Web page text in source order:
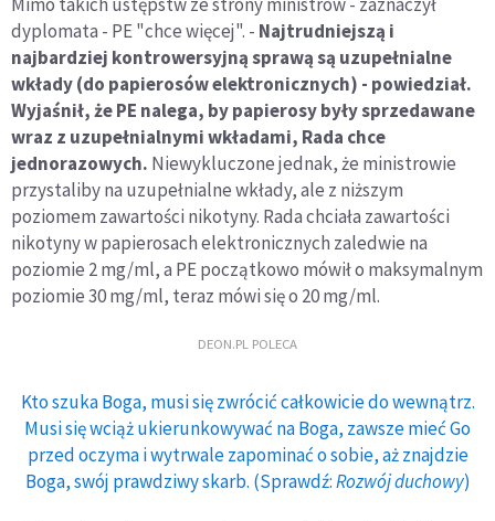
dyplomata - PE "chce więcej". - Najtrudniejszą i
najbardziej kontrowersyjną sprawą są uzupełnialne
wkłady (do papierosów elektronicznych) - powiedział.
Wyjaśnił, że PE nalega, by papierosy były sprzedawane
wraz z uzupełnialnymi wkładami, Rada chce
jednorazowych. Niewykluczone jednak, że ministrowie
przystaliby na uzupełnialne wkłady, ale z niższym
poziomem zawartości nikotyny. Rada chciała zawartości
nikotyny w papierosach elektronicznych zaledwie na
poziomie 2 mg/ml, a PE początkowo mówił o maksymalnym
poziomie 30 mg/ml, teraz mówi się o 20 mg/ml.
DEON.PL POLECA
Kto szuka Boga, musi się zwrócić całkowicie do wewnątrz.
Musi się wciąż ukierunkowywać na Boga, zawsze mieć Go
przed oczyma i wytrwale zapominać o sobie, aż znajdzie
Boga, swój prawdziwy skarb. (Sprawdź:Rozwój duchowy)